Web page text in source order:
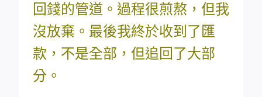
回錢的管道。過程很煎熬，但我
沒放棄。最後我終於收到了匯
款，不是全部，但追回了大部
分。